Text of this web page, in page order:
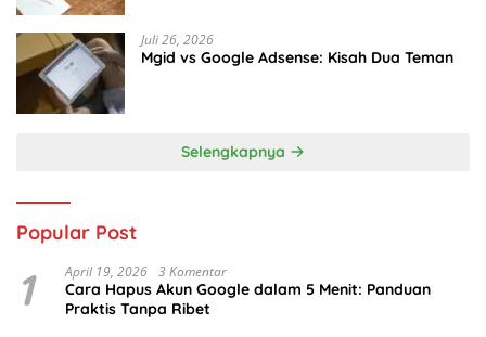
Juli 26, 2026
Mgid vs Google Adsense: Kisah Dua Teman
Selengkapnya
Popular Post
1 April 19, 2026 3 Komentar
Cara Hapus Akun Google dalam 5 Menit: Panduan
Praktis Tanpa Ribet